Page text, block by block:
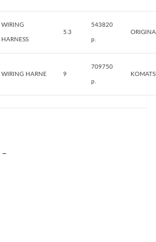
WIRING
HARNESS
5.3
543820
р.
WIRING HARNE 9
709750
р.
–